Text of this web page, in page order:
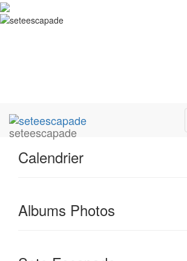
seteescapade
Calendrier
Albums Photos